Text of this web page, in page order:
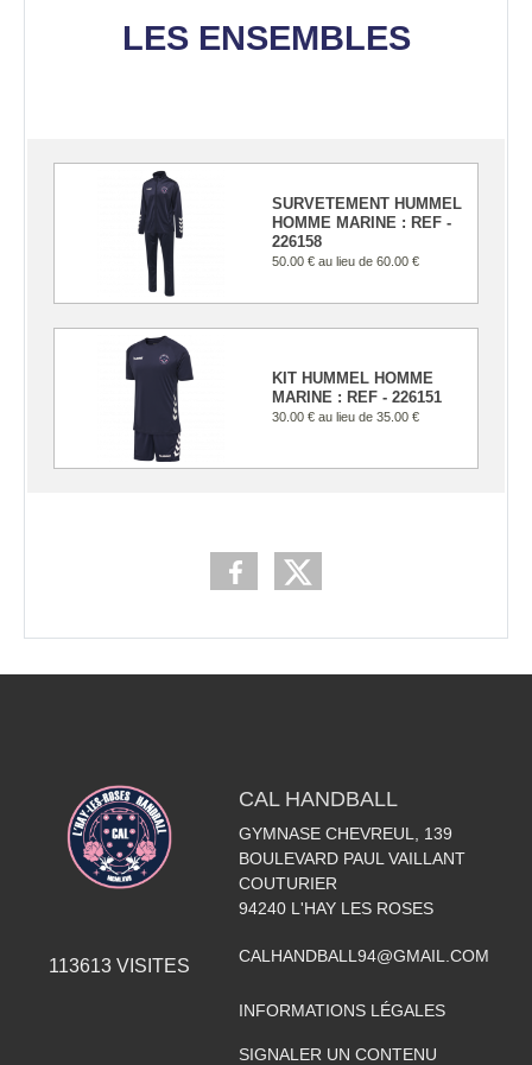
LES ENSEMBLES
SURVETEMENT HUMMEL
HOMME MARINE : REF -
226158
50.00 € au lieu de 60.00 €
KIT HUMMEL HOMME
MARINE : REF - 226151
30.00 € au lieu de 35.00 €
113613VISITES
CAL HANDBALL
GYMNASE CHEVREUL, 139
BOULEVARD PAUL VAILLANT
COUTURIER
94240 L'HAY LES ROSES
CALHANDBALL94@GMAIL.COM
INFORMATIONS LÉGALES
SIGNALER UN CONTENU